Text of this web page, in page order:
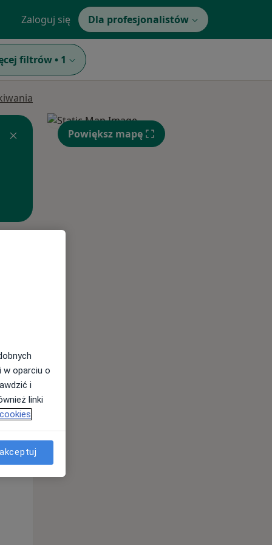
Zaloguj się Dla profesjonalistów
filtrów • 1
Wt,
11 Sie
Powiększ mapę
w oparciu o
i
linki